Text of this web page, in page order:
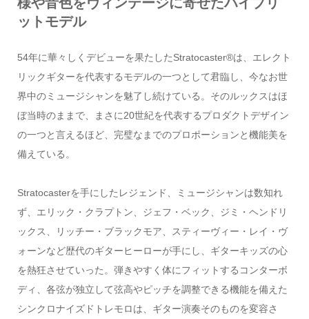
ットモデル
54年に華々しくデビューを果たしたStratocaster®︎は、エレクト
リックギターを代表するモデルの一つとして君臨し、今なお世
界中のミュージシャンを魅了し続けている。そのルックスはほ
ぼ当時のままで、まさに20世紀を代表するプロダクトデザイン
の一つと言えるほど、完璧なまでのプロポーションと機能美を
備えている。
Stratocasterを手にしたレジェンド、ミュージシャンは数知れ
ず、エリック・クラプトン、ジェフ・ベック、ジミ・ヘンドリ
ックス、リッチー・ブラックモア、スティーヴィー・レイ・ヴ
ォーンなど歴代のギターヒーローが手にし、ギターキッズの心
を熱狂させていった。弾きやすく体にフィットするコンターボ
ディ、各弦が独立して弦高やピッチを調整できる機能を備えた
シンクロナイズドトレモロは、ギター演奏そのものを変容さ